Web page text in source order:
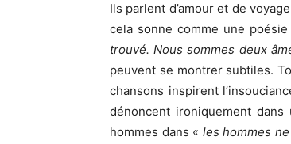
Ils parlent d’amour et de
cela sonne comme une
trouvé. Nous sommes deux
peuvent se montrer subtiles.
chansons inspirent
dénoncent ironiquement
hommes dans « les hommes